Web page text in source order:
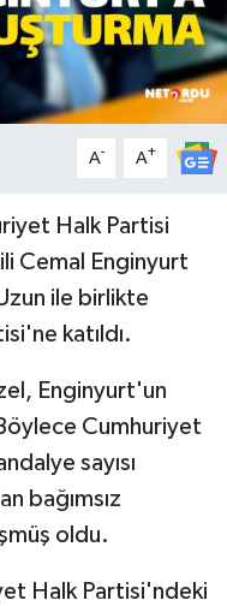
A- A+
Halk Partisi
Cemal Enginyurt
ile birlikte
katıldı.
Enginyurt'un
Cumhuriyet
sayısı
bağımsız
oldu.
Halk Partisi'ndeki